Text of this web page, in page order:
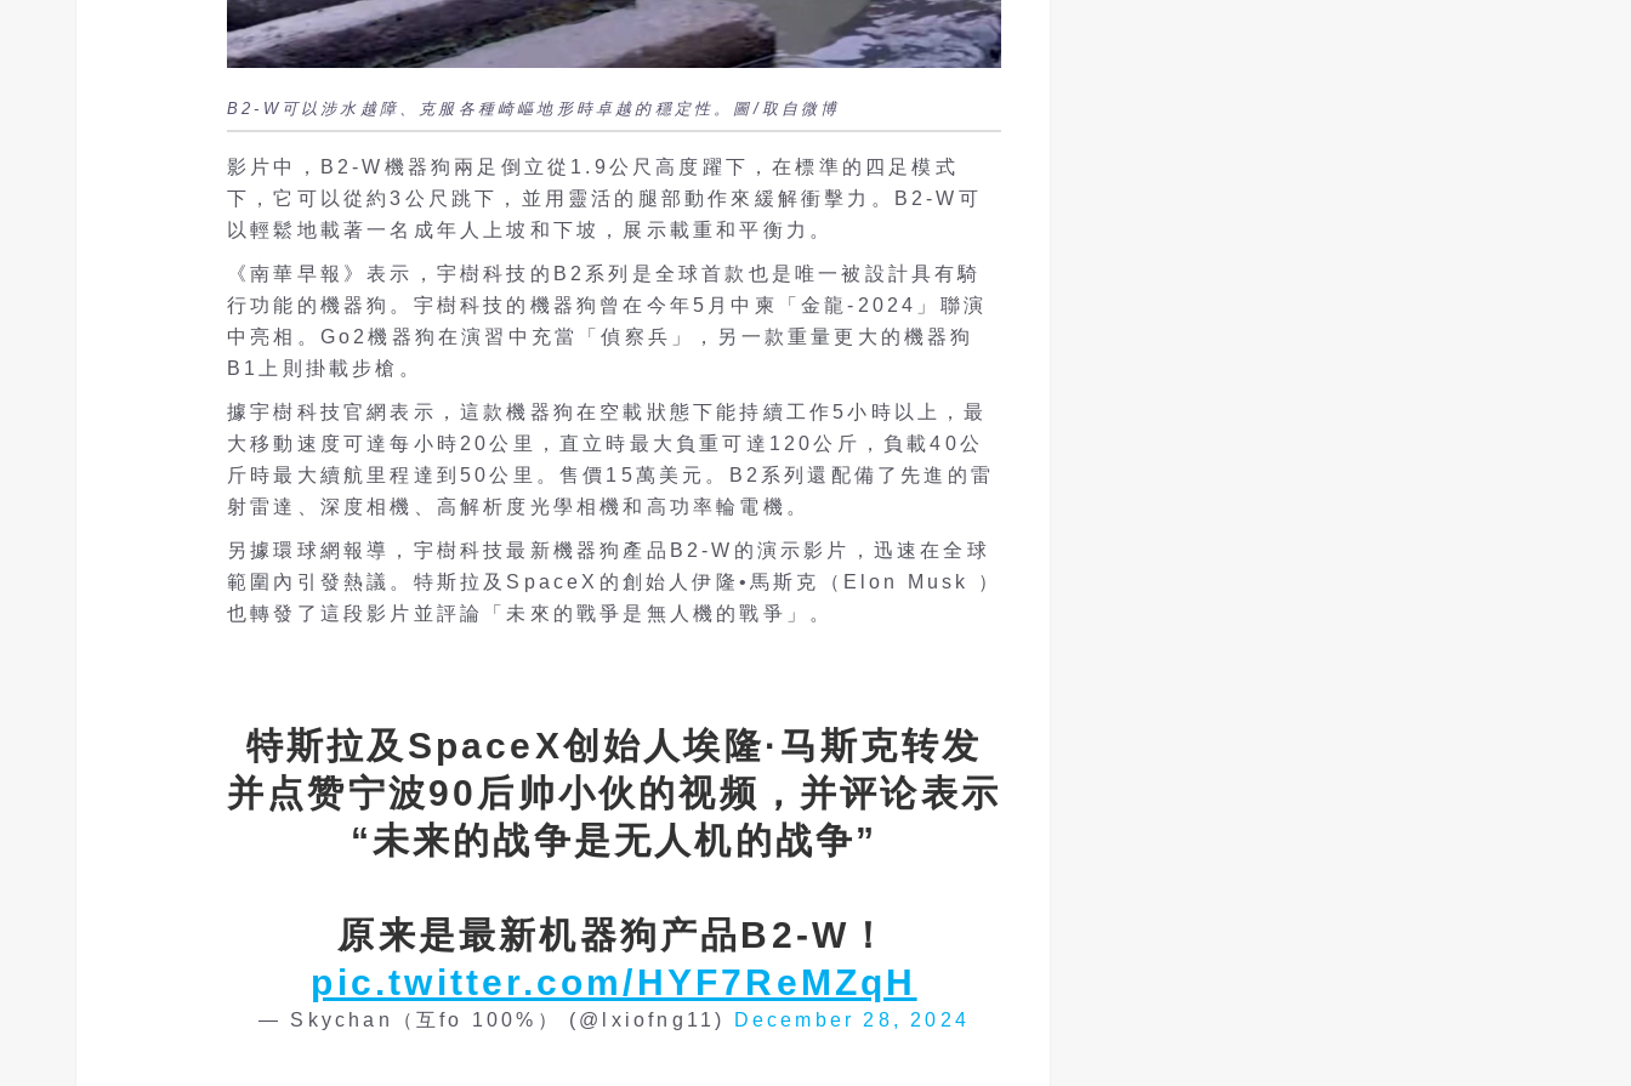
B2-W可以涉水越障、克服各種崎嶇地形時卓越的穩定性。圖/取自微博
影片中，B2-W機器狗兩足倒立從1.9公尺高度躍下，在標準的四足模式
下，它可以從約3公尺跳下，並用靈活的腿部動作來緩解衝擊力。B2-W可
以輕鬆地載著一名成年人上坡和下坡，展示載重和平衡力。
《南華早報》表示，宇樹科技的B2系列是全球首款也是唯一被設計具有騎
行功能的機器狗。宇樹科技的機器狗曾在今年5月中柬「金龍-2024」聯演
中亮相。Go2機器狗在演習中充當「偵察兵」，另一款重量更大的機器狗
B1上則掛載步槍。
據宇樹科技官網表示，這款機器狗在空載狀態下能持續工作5小時以上，最
大移動速度可達每小時20公里，直立時最大負重可達120公斤，負載40公
斤時最大續航里程達到50公里。售價15萬美元。B2系列還配備了先進的雷
射雷達、深度相機、高解析度光學相機和高功率輪電機。
另據環球網報導，宇樹科技最新機器狗產品B2-W的演示影片，迅速在全球
範圍內引發熱議。特斯拉及SpaceX的創始人伊隆•馬斯克（Elon Musk ）
也轉發了這段影片並評論「未來的戰爭是無人機的戰爭」。
特斯拉及SpaceX创始人埃隆·马斯克转发
并点赞宁波90后帅小伙的视频，并评论表示
“未来的战争是无人机的战争”
原来是最新机器狗产品B2-W！
pic.twitter.com/HYF7ReMZqH
— Skychan（互fo 100%） (@lxiofng11) December 28, 2024